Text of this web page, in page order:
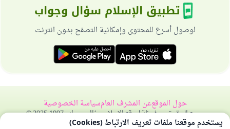
تطبيق الإسلام سؤال وجواب
لوصول أسرع للمحتوى وإمكانية التصفح بدون انترنت
حول الموقععن المشرف العامسياسة الخصوصية
جميع الحقوق محفوظة لموقع الإسلام سؤال وجواب 1997-2025 ©
يستخدم موقعنا ملفات تعريف الارتباط (Cookies)